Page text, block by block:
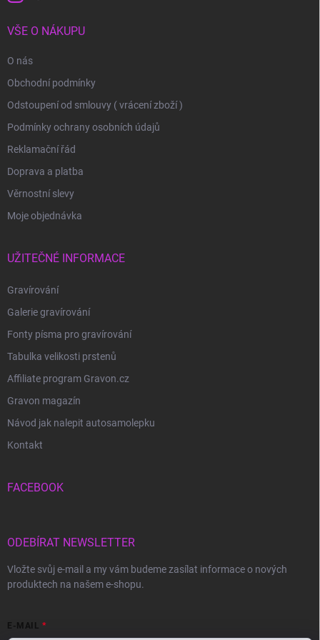
VŠE O NÁKUPU
O nás
Obchodní podmínky
Odstoupení od smlouvy ( vrácení zboží )
Podmínky ochrany osobních údajů
Reklamační řád
Doprava a platba
Věrnostní slevy
Moje objednávka
UŽITEČNÉ INFORMACE
Gravírování
Galerie gravírování
Fonty písma pro gravírování
Tabulka velikosti prstenů
Affiliate program Gravon.cz
Gravon magazín
Návod jak nalepit autosamolepku
Kontakt
FACEBOOK
ODEBÍRAT NEWSLETTER
Vložte svůj e-mail a my vám budeme zasílat informace o nových
produktech na našem e-shopu.
E-MAIL